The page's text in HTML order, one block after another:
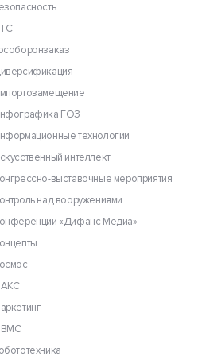
ГОЗ
технологии
интеллект
выставочные мероприятия
над вооружениями
«Дифанс Медиа»